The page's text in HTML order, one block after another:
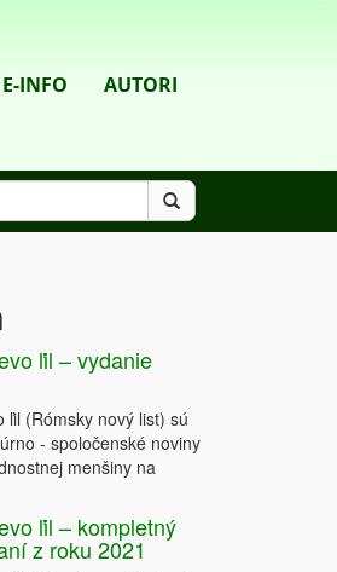
E-INFO AUTORI
ľil – vydanie
ľil (Rómsky nový list) sú
- spoločenské noviny
menšiny na
ľil – kompletný
z roku 2021